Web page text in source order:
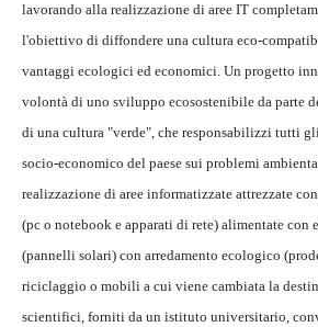
lavorando alla realizzazione di aree IT
l'obiettivo di diffondere una cultura eco-
vantaggi ecologici ed economici. Un progetto
volontà di uno sviluppo ecosostenibile da parte
di una cultura "verde", che responsabilizzi tutti
socio-economico del paese sui problemi
realizzazione di aree informatizzate attrezzate
(pc o notebook e apparati di rete) alimentate con
(pannelli solari) con arredamento ecologico
riciclaggio o mobili a cui viene cambiata la
scientifici, forniti da un istituto universitario,